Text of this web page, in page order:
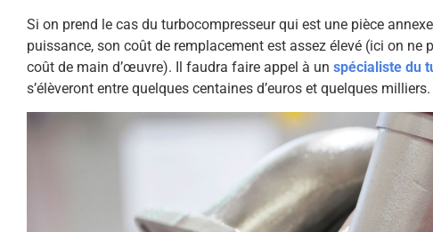
Si on prend le cas du turbocompresseur qui est une pièce
puissance, son coût de remplacement est assez élevé (ici on ne
coût de main d’œuvre). Il faudra faire appel à un spécialiste du
s’élèveront entre quelques centaines d’euros et quelques milliers.